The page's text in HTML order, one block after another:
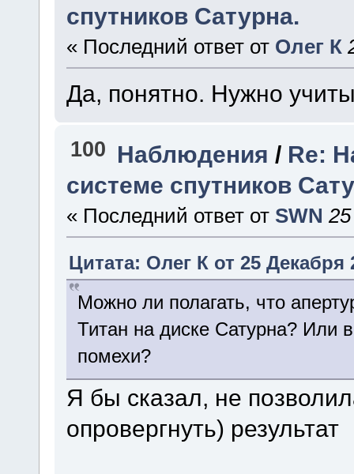
спутников Сатурна.
« Последний ответ от Олег К
Да, понятно. Нужно
100 Наблюдения / Re:
системе спутников
« Последний ответ от SWN
Цитата: Олег К от 25 Декабря
Можно ли полагать, что
Титан на диске Сатурна? Или
помехи?
Я бы сказал, не
опровергнуть) результат